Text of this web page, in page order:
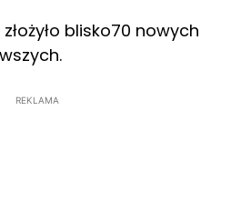
blisko70 nowych
REKLAMA